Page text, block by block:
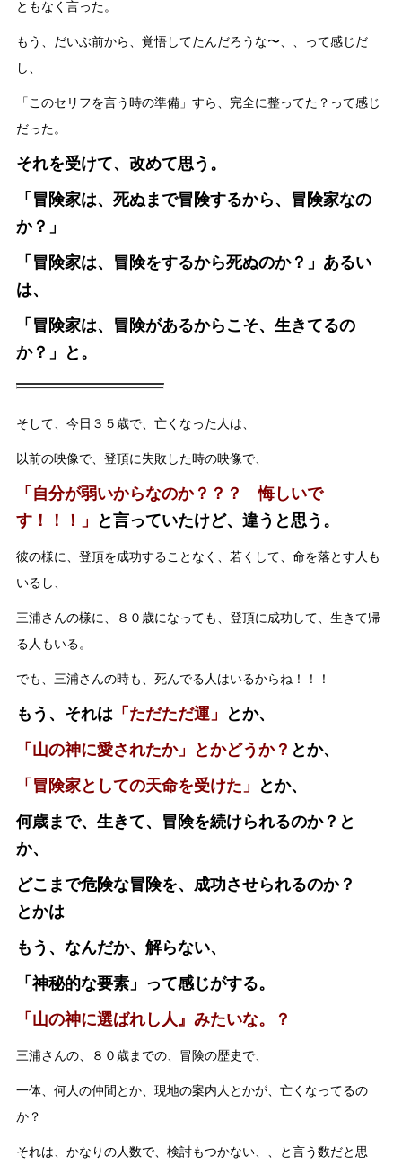
ともなく言った。
もう、だいぶ前から、覚悟してたんだろうな〜、、って感じだ
し、
「このセリフを言う時の準備」すら、完全に整ってた？って感じ
だった。
それを受けて、改めて思う。
「冒険家は、死ぬまで冒険するから、冒険家なの
か？」
「冒険家は、冒険をするから死ぬのか？」あるい
は、
「冒険家は、冒険があるからこそ、生きてるの
か？」と。
そして、今日３５歳で、亡くなった人は、
以前の映像で、登頂に失敗した時の映像で、
「自分が弱いからなのか？？？ 悔しいで
す！！！」
と言っていたけど、違うと思う。
彼の様に、登頂を成功することなく、若くして、命を落とす人も
いるし、
三浦さんの様に、８０歳になっても、登頂に成功して、生きて帰
る人もいる。
でも、三浦さんの時も、死んでる人はいるからね！！！
もう、それは 「ただただ運」
とか、
「山の神に愛されたか」とかどうか？ とか、
「冒険家としての天命を受けた」
とか、
何歳まで、生きて、冒険を続けられるのか？と
か、
どこまで危険な冒険を、成功させられるのか？
とかは
もう、なんだか、解らない、
「神秘的な要素」って感じがする。
「山の神に選ばれし人』みたいな。？
三浦さんの、８０歳までの、冒険の歴史で、
一体、何人の仲間とか、現地の案内人とかが、亡くなってるの
か？
それは、かなりの人数で、検討もつかない、、と言う数だと思